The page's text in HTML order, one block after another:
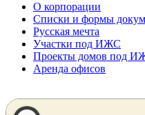
О корпорации
Списки и формы
Русская мечта
Участки под ИЖС
Проекты домов под
Аренда офисов